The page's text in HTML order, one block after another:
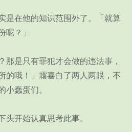
在他的知识范围外了。「就算
呢？」
是只有罪犯才会做的违法事，
的哦！」霜喜白了两人两眼，不
小蠢蛋们。
开始认真思考此事。